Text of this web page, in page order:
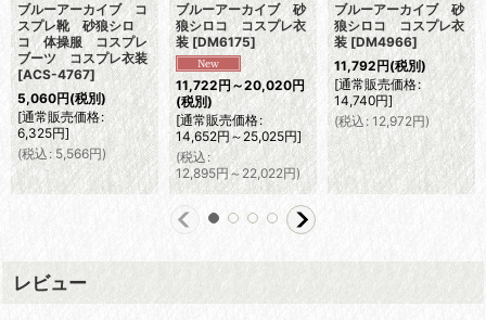
ブルーアーカイブ コ
スプレ靴 砂狼シロ
コ 体操服 コスプレ
ブーツ コスプレ衣装
[ACS-4767]
5,060円(税別)
[通常販売価格:
6,325円]
(税込 : 5,566円)
ブルーアーカイブ 砂
狼シロコ コスプレ衣
装 [DM6175]
11,722円～20,020円
(税別)
[通常販売価格 :
14,652円～25,025円]
(税込:
12,895円～22,022円)
ブルーアーカイブ 砂
狼シロコ コスプレ衣
装 [DM4966]
11,792円(税別)
[通常販売価格:
14,740円]
(税込: 12,972円)
レビュー